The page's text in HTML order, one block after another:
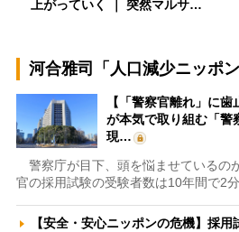
上がっていく ｜ 突然マルサ…
河合雅司「人口減少ニッポン
【「警察官離れ」に
が本気で取り組む「
現…
警察庁が目下、頭を悩ませているの
官の採用試験の受験者数は10年間で2
【安全・安心ニッポンの危機】採